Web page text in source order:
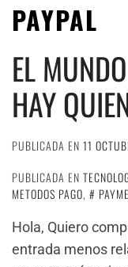
PAYPAL
EL
HAY
PUBLICADA EN 11
PUBLICADA EN
METODOS PAGO,
Hola, Quiero
entrada menos